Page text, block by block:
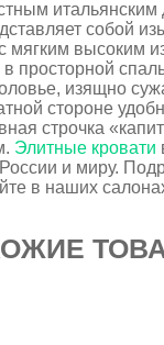
итальянским
собой
мягким высоким
просторной
изящно
стороне
строчка
Элитные кровати
и миру.
в наших